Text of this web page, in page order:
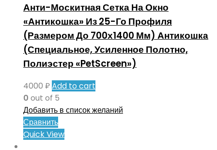
Анти-Москитная Сетка На Окно
«Антикошка» Из 25-Го Профиля
(Размером До 700х1400 Мм) Антикошка
(Специальное, Усиленное Полотно,
Полиэстер «PetScreen»)
4000 ₽Add to cart
0 out of 5
Добавить в список желаний
Сравнить
Quick View